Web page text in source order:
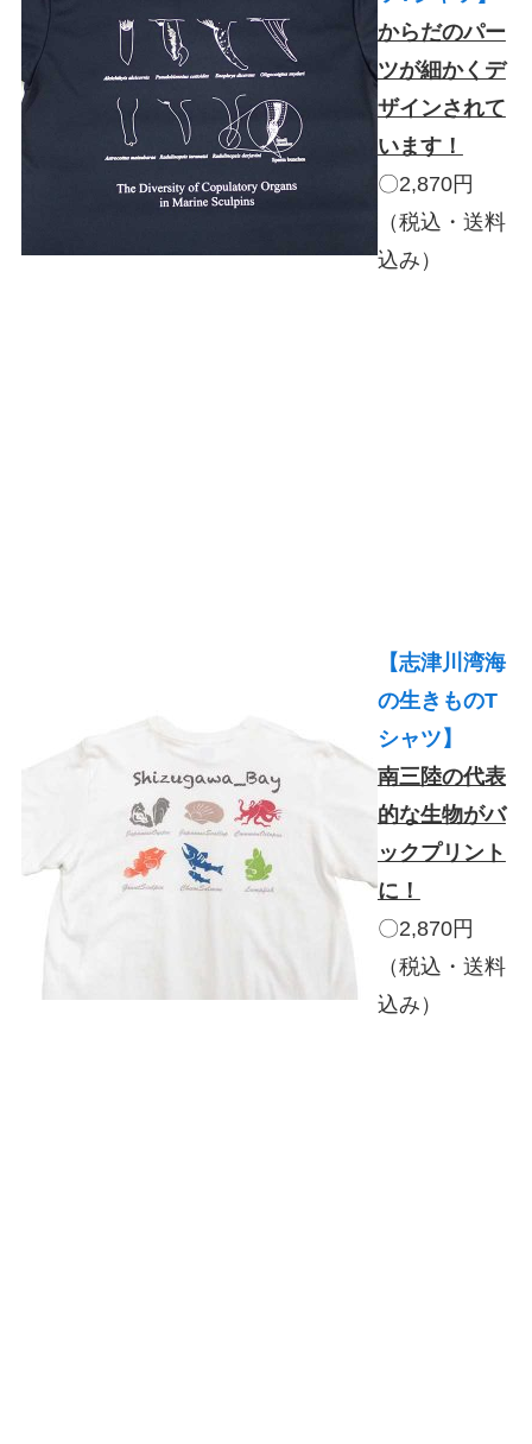
からだのパー
ツが細かくデ
ザインされて
います！
〇2,870円
（税込・送料
込み）
【志津川湾海
の生きものT
シャツ】
南三陸の代表
的な生物がバ
ックプリント
に！
〇2,870円
（税込・送料
込み）